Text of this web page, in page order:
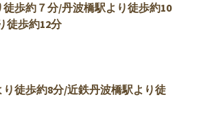
徒歩約７分/丹波橋駅より徒歩約10
徒歩約12分
徒歩約8分/近鉄丹波橋駅より徒